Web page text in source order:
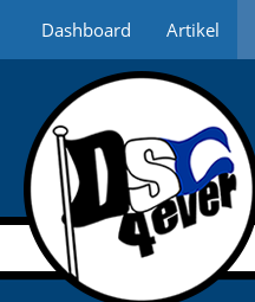
Dashboard Artikel